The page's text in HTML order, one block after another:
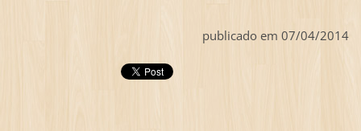
publicado em 07/04/2014